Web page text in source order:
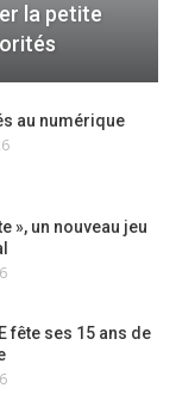
la petite
au numérique
», un nouveau jeu
fête ses 15 ans de